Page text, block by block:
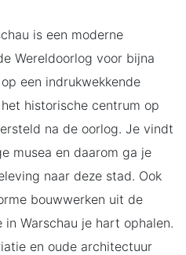
is een moderne
Wereldoorlog voor bijna
een indrukwekkende
historische centrum op
na de oorlog. Je vindt
musea en daarom ga je
naar deze stad. Ook
bouwwerken uit de
Warschau je hart ophalen.
en oude architectuur